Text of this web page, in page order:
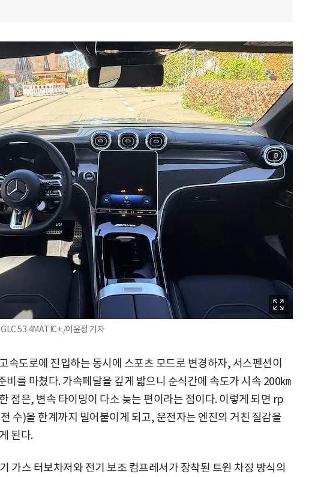
53 4MATIC+./이윤정 기자
속도로에 진입하는 동시에 스포츠 모드로 변경하자, 서스펜션이
비를 마쳤다. 가속페달을 깊게 밟으니 순식간에 속도가 시속 200㎞
점은, 변속 타이밍이 다소 늦는 편이라는 점이다. 이렇게 되면 rp
수)을 한계까지 밀어붙이게 되고, 운전자는 엔진의 거친 질감을
된다.
가스 터보차저와 전기 보조 컴프레서가 장착된 트윈 차징 방식의